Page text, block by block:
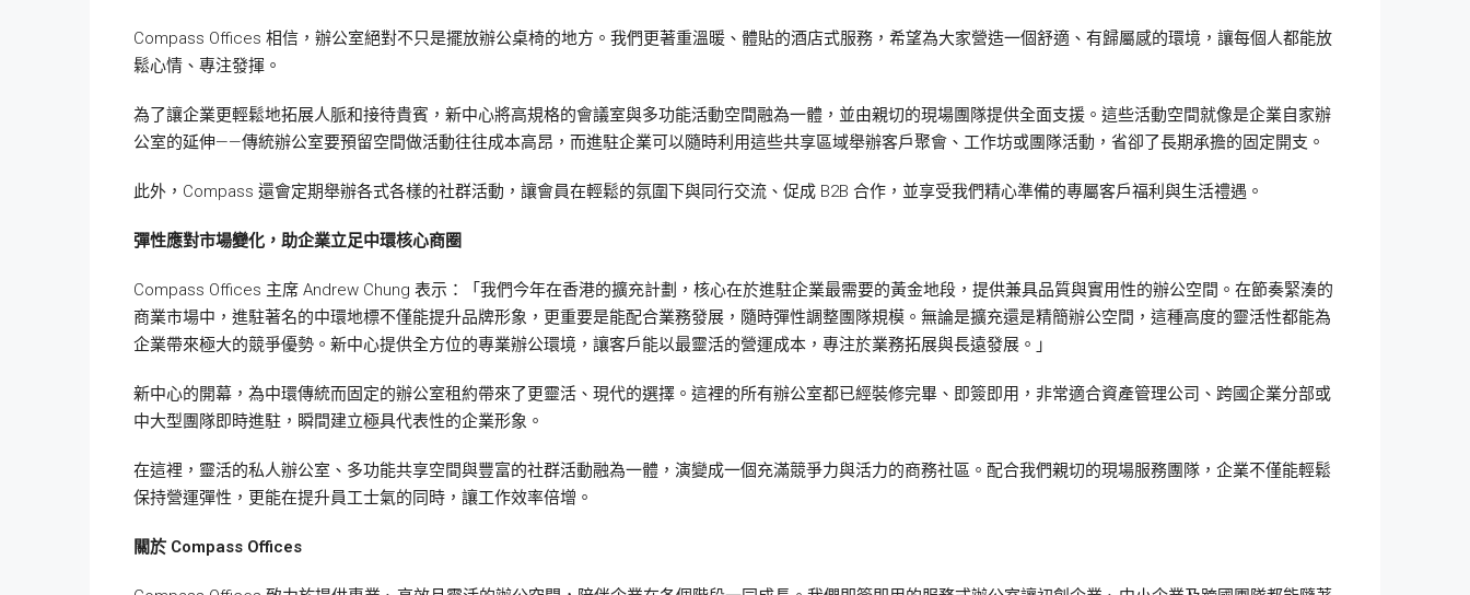
Compass Offices 相信，辦公室絕對不只是擺放辦公桌椅的地方。我們更著重溫暖、體貼的酒店式服務，希望為大家營造一個舒適、有歸屬感的環境，讓每個人都能放
鬆心情、專注發揮。
為了讓企業更輕鬆地拓展人脈和接待貴賓，新中心將高規格的會議室與多功能活動空間融為一體，並由親切的現場團隊提供全面支援。這些活動空間就像是企業自家辦
公室的延伸——傳統辦公室要預留空間做活動往往成本高昂，而進駐企業可以隨時利用這些共享區域舉辦客戶聚會、工作坊或團隊活動，省卻了長期承擔的固定開支。
此外，Compass 還會定期舉辦各式各樣的社群活動，讓會員在輕鬆的氛圍下與同行交流、促成 B2B 合作，並享受我們精心準備的專屬客戶福利與生活禮遇。
彈性應對市場變化，助企業立足中環核心商圈
Compass Offices 主席 Andrew Chung 表示：「我們今年在香港的擴充計劃，核心在於進駐企業最需要的黃金地段，提供兼具品質與實用性的辦公空間。在節奏緊湊的
商業市場中，進駐著名的中環地標不僅能提升品牌形象，更重要是能配合業務發展，隨時彈性調整團隊規模。無論是擴充還是精簡辦公空間，這種高度的靈活性都能為
企業帶來極大的競爭優勢。新中心提供全方位的專業辦公環境，讓客戶能以最靈活的營運成本，專注於業務拓展與長遠發展。」
新中心的開幕，為中環傳統而固定的辦公室租約帶來了更靈活、現代的選擇。這裡的所有辦公室都已經裝修完畢、即簽即用，非常適合資產管理公司、跨國企業分部或
中大型團隊即時進駐，瞬間建立極具代表性的企業形象。
在這裡，靈活的私人辦公室、多功能共享空間與豐富的社群活動融為一體，演變成一個充滿競爭力與活力的商務社區。配合我們親切的現場服務團隊，企業不僅能輕鬆
保持營運彈性，更能在提升員工士氣的同時，讓工作效率倍增。
關於 Compass Offices